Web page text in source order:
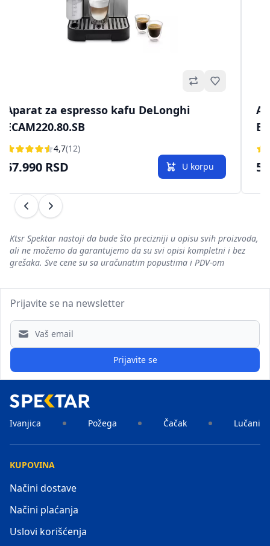
Omiljeno
Aparat za espresso kafu DeLonghi
ECAM220.80.SB
4,7(12)
67.990 RSD U korpu
Prethodni
Sledeći
Ktsr Spektar nastoji da bude što precizniji u opisu svih proizvoda,
ali ne možemo da garantujemo da su svi opisi kompletni i bez
grešaka. Sve cene su sa uračunatim popustima i PDV-om
Prijavite se na newsletter
Email address
Prijavite se
Ivanjica Požega Čačak Lučani
KUPOVINA
Načini dostave
Načini plaćanja
Uslovi korišćenja